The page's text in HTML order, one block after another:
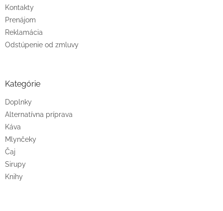
Kontakty
Prenájom
Reklamácia
Odstúpenie od zmluvy
Kategórie
Doplnky
Alternatívna príprava
Káva
Mlynčeky
Čaj
Sirupy
Knihy